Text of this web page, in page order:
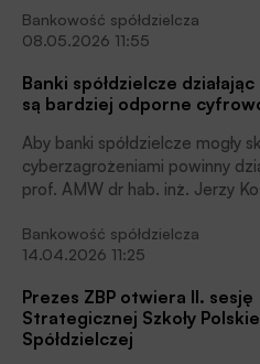
Szkoły Polskiego Sektora
Bankowość spółdzielcza
08.05.2026 11:55
Banki spółdzielcze
są bardziej odporne
Aby banki spółdzielcze mogły
cyberzagrożeniami powinny działać wspólnie – wskazywał
prof. AMW dr hab. inż. Jerzy
Wojennej w Gdyni – w
Strategicznej Szkoły
Bankowość spółdzielcza
14.04.2026 11:25
Prezes ZBP otwiera II. sesję
Strategicznej Szkoły
Spółdzielczej